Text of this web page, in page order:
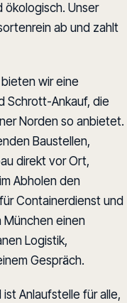
Unser
ab und zahlt
wir eine
Schrott-Ankauf, die
Norden so anbietet.
Baustellen,
direkt vor Ort,
Abholen den
Containerdienst und
München einen
Logistik,
Gespräch.
Anlaufstelle für alle,